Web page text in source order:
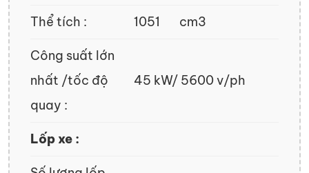
Thể tích : 1051 cm3
Công suất lớn
nhất /tốc độ
quay :
45 kW/ 5600 v/ph
Lốp xe :